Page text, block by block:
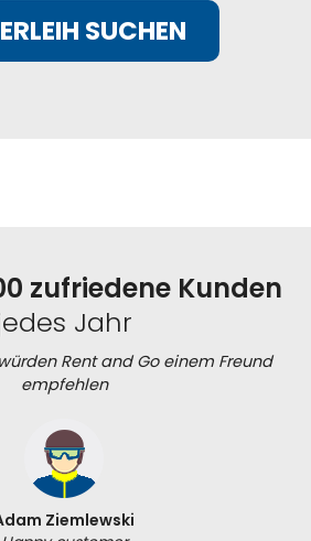
SUCHEN
zufriedene Kunden
Jahr
Rent and Go einem Freund
empfehlen
Ziemlewski